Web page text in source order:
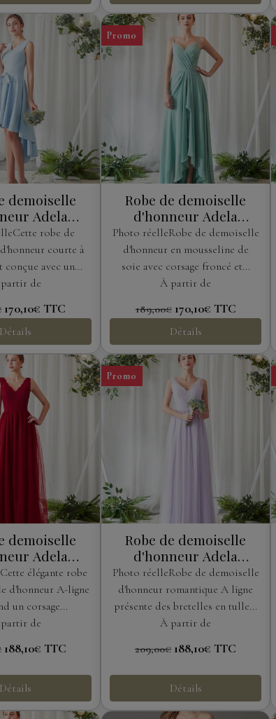
demoiselle
Adela
robe de
courte à
conçue avec un...
de
170,10€TTC
Détails
Promo
Robe de demoiselle
d'honneur Adela
Designs
Photo réelleRobe de demoiselle
d'honneur en mousseline de
soie avec corsage froncé et...
À partir de
189,00€ 170,10€ TTC
Détails
demoiselle
Adela
élégante robe
d'honneur A-ligne
un corsage...
de
188,10€ TTC
Détails
Promo
Robe de demoiselle
d'honneur Adela
Designs
Photo réelleRobe de demoiselle
d'honneur romantique A ligne
présente des bretelles en tulle...
À partir de
209,00€ 188,10€TTC
Détails